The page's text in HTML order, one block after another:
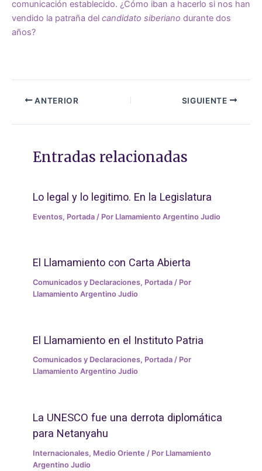
comunicación establecido. ¿Cómo iban a hacerlo si nos han
vendido la patraña del candidato siberiano durante dos
años?
ANTERIOR SIGUIENTE
Entradas relacionadas
Lo legal y lo legitimo. En la Legislatura
Eventos, Portada / Por Llamamiento Argentino Judio
El Llamamiento con Carta Abierta
Comunicados y Declaraciones, Portada / Por
Llamamiento Argentino Judio
El Llamamiento en el Instituto Patria
Comunicados y Declaraciones, Portada / Por
Llamamiento Argentino Judio
La UNESCO fue una derrota diplomática
para Netanyahu
Internacionales, Medio Oriente / Por Llamamiento
Argentino Judio